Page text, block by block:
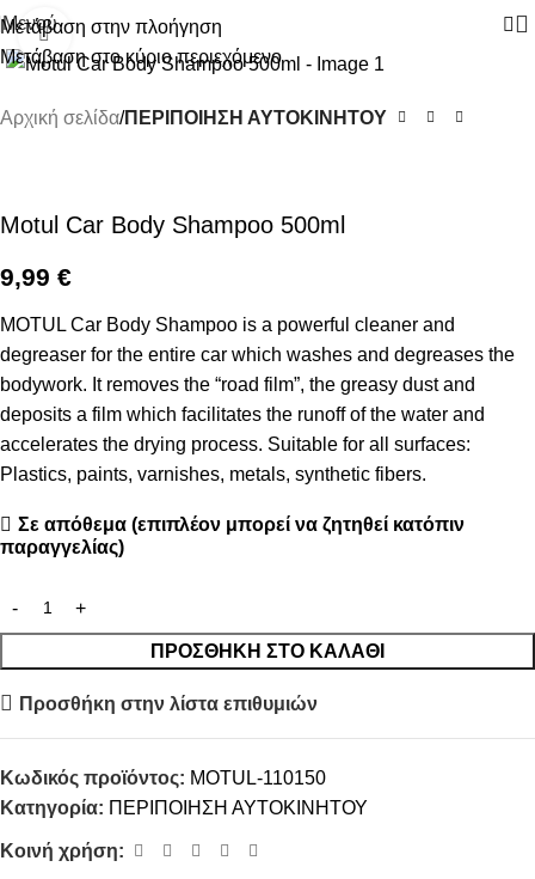
Μετάβαση στην πλοήγηση
Μετάβαση στο κύριο περιεχόμενο
Μενού
Κάντε κλικ για μεγέθυνση
Αρχική σελίδα ΠΕΡΙΠΟΙΗΣΗ ΑΥΤΟΚΙΝΗΤΟΥ
Motul Car Body Shampoo 500ml
9,99 €
MOTUL Car Body Shampoo is a powerful cleaner and
degreaser for the entire car which washes and degreases the
bodywork. It removes the “road film”, the greasy dust and
deposits a film which facilitates the runoff of the water and
accelerates the drying process. Suitable for all surfaces:
Plastics, paints, varnishes, metals, synthetic fibers.
Σε απόθεμα (επιπλέον μπορεί να ζητηθεί κατόπιν
παραγγελίας)
ΠΡΟΣΘΉΚΗ ΣΤΟ ΚΑΛΆΘΙ
Προσθήκη στην λίστα επιθυμιών
Κωδικός προϊόντος: MOTUL-110150
Κατηγορία: ΠΕΡΙΠΟΙΗΣΗ ΑΥΤΟΚΙΝΗΤΟΥ
Κοινή χρήση: